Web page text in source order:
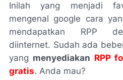
Inilah yang menjadi
mengenal google cara
mendapatkan RPP
diinternet. Sudah ada
yang menyediakan RPP
gratis. Anda mau?